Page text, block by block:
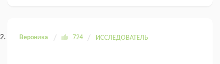
Вероника 724 ИССЛЕДОВАТЕЛЬ